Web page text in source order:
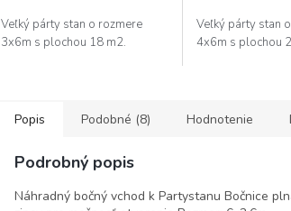
Veľký párty stan o rozmere
3x6m s plochou 18 m2.
Veľký párty stan
4x6m s plochou
Popis Podobné (8) Hodnotenie
Podrobný popis
Náhradný bočný vchod k Partystanu Bočnice